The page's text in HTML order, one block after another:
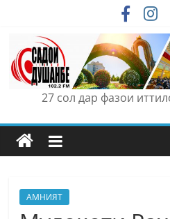
content
27 сол дар фазои
АМНИЯТ